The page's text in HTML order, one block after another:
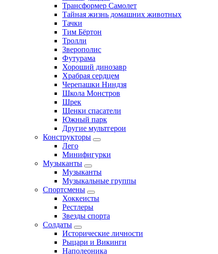
Трансформер Самолет
Тайная жизнь домашних животных
Тачки
Тим Бёртон
Тролли
Зверополис
Футурама
Хороший динозавр
Храбрая сердцем
Черепашки Ниндзя
Школа Монстров
Шрек
Щенки спасатели
Южный парк
Другие мультгерои
Конструкторы
Лего
Минифигурки
Музыканты
Музыканты
Музыкальные группы
Спортсмены
Хоккеисты
Рестлеры
Звезды спорта
Солдаты
Исторические личности
Рыцари и Викинги
Наполеоника